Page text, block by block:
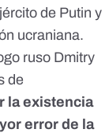
de Putin y
ucraniana.
ruso Dmitry
de
la existencia
error de la